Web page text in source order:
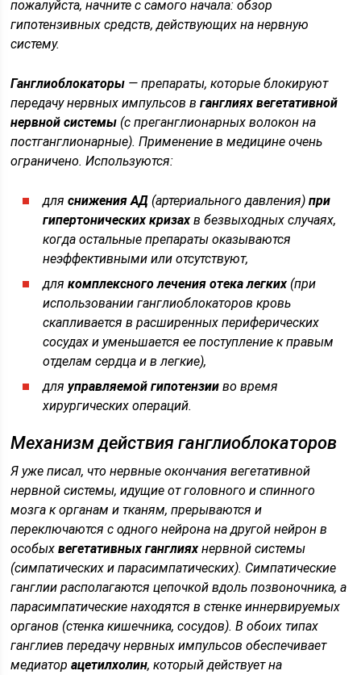
пожалуйста, начните с самого начала: обзор
гипотензивных средств, действующих на нервную
систему.
Ганглиоблокаторы — препараты, которые блокируют
передачу нервных импульсов вганглиях вегетативной
нервной системы (спреганглионарных волокон на
постганглионарные). Применение в медицине очень
ограничено. Используются:
дляснижения АД (артериального давления)при
гипертонических кризах в безвыходных случаях,
когда остальные препараты оказываются
неэффективными или отсутствуют,
длякомплексного лечения отека легких (при
использовании ганглиоблокаторов кровь
скапливается в расширенных периферических
сосудах и уменьшается ее поступление к правым
отделам сердца и в легкие),
дляуправляемой гипотензии во время
хирургических операций.
Механизм действия ганглиоблокаторов
Я уже писал, что нервные окончания вегетативной
нервной системы, идущие от головного и спинного
мозга к органам и тканям, прерываются и
переключаются с одного нейрона на другой нейрон в
особыхвегетативных ганглиях нервной системы
(симпатических и парасимпатических). Симпатические
ганглии располагаются цепочкой вдоль позвоночника, а
парасимпатические находятся в стенке иннервируемых
органов (стенка кишечника, сосудов). В обоих типах
ганглиев передачу нервных импульсов обеспечивает
медиаторацетилхолин, который действует на